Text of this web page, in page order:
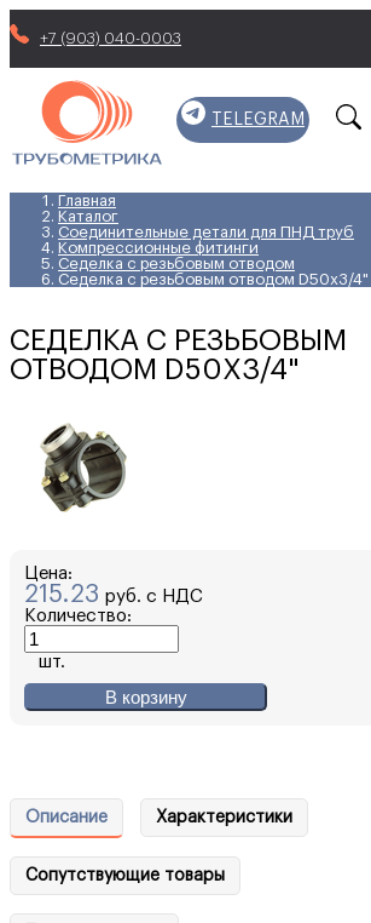
+7 (903) 040-0003
TELEGRAM
Главная
Каталог
Соединительные детали для ПНД труб
Компрессионные фитинги
Седелка с резьбовым отводом
Седелка с резьбовым отводом D50x3/4"
СЕДЕЛКА С РЕЗЬБОВЫМ
ОТВОДОМ D50X3/4"
Цена:
215.23 руб. с НДС
Количество:
шт.
В корзину
Описание Характеристики
Сопутствующие товары